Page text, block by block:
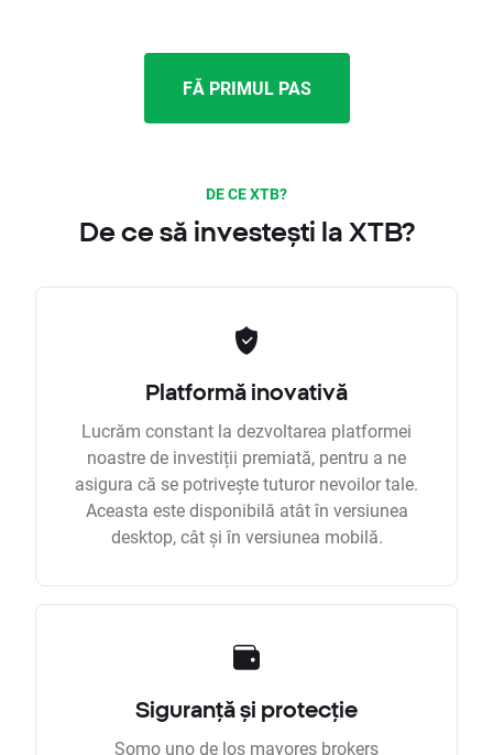
FĂ PRIMUL PAS
DE CE XTB?
De ce să investești la XTB?
Platformă inovativă
Lucrăm constant la dezvoltarea platformei
noastre de investiții premiată, pentru a ne
asigura că se potrivește tuturor nevoilor tale.
Aceasta este disponibilă atât în versiunea
desktop, cât și în versiunea mobilă.
Siguranță și protecție
Somo uno de los mayores brokers